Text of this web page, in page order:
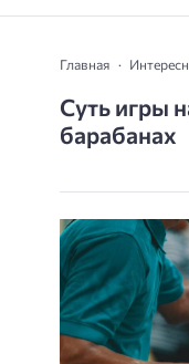
Главная
Суть игры
барабанах